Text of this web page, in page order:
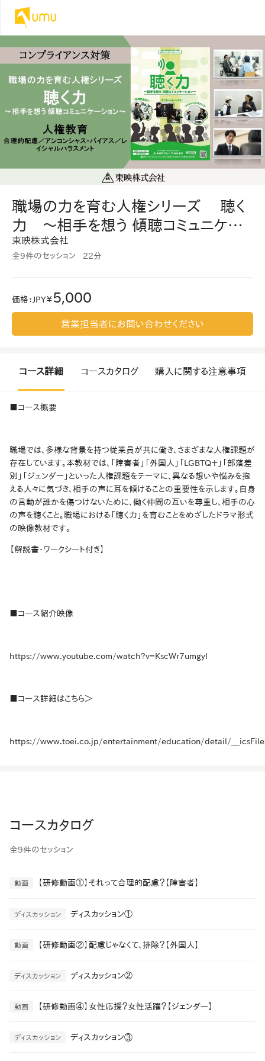
職場の力を育む人権シリーズ 聴く
力 ～相手を想う 傾聴コミュニケー
ション～
東映株式会社
全9件のセッション 22分
価格：JPY￥ 5,000
営業担当者にお問い合わせください
コース詳細 コースカタログ 購入に関する注意事項
■コース概要
職場では、多様な背景を持つ従業員が共に働き、さまざまな人権課題が
存在しています。本教材では、「障害者」「外国人」「LGBTQ＋」「部落差
別」「ジェンダー」といった人権課題をテーマに、異なる想いや悩みを抱
える人々に気づき、相手の声に耳を傾けることの重要性を示します。自身
の言動が誰かを傷つけないために、働く仲間の互いを尊重し、相手の心
の声を聴くこと。職場における「聴く力」を育むことをめざしたドラマ形式
の映像教材です。
【解説書・ワークシート付き】
■コース紹介映像
https://www.youtube.com/watch?v=KscWr7umgyI
■コース詳細はこちら＞
https://www.toei.co.jp/entertainment/education/detail/
コースカタログ
全9件のセッション
動画 【研修動画①】それって合理的配慮？【障害者】
ディスカッション ディスカッション①
動画 【研修動画②】配慮じゃなくて、排除？【外国人】
ディスカッション ディスカッション②
動画 【研修動画④】女性応援？女性活躍？【ジェンダー】
ディスカッション ディスカッション③